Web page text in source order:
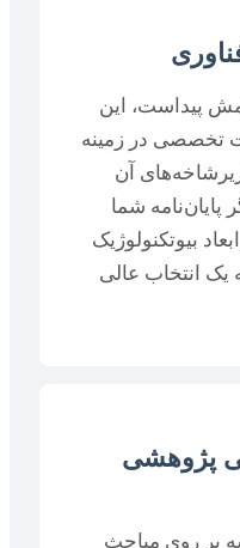
پیداست، این
تخصصی در زمینه
آن
پایان‌نامه شما
بیوتکنولوژیک
یک انتخاب عالی
پژوهشی
بر روی مباحث